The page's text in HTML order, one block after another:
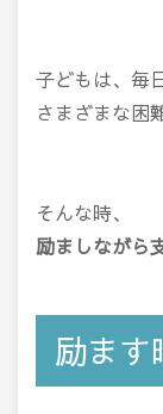
子どもは、毎
さまざまな困
そんな時、
励ましながら
励ます